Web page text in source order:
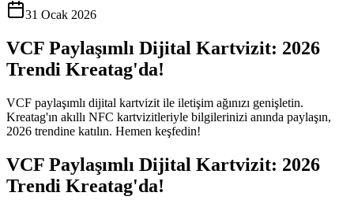
31 Ocak 2026
VCF Paylaşımlı Dijital Kartvizit: 2026
Trendi Kreatag'da!
VCF paylaşımlı dijital kartvizit ile iletişim ağınızı genişletin.
Kreatag'ın akıllı NFC kartvizitleriyle bilgilerinizi anında paylaşın,
2026 trendine katılın. Hemen keşfedin!
VCF Paylaşımlı Dijital Kartvizit: 2026
Trendi Kreatag'da!